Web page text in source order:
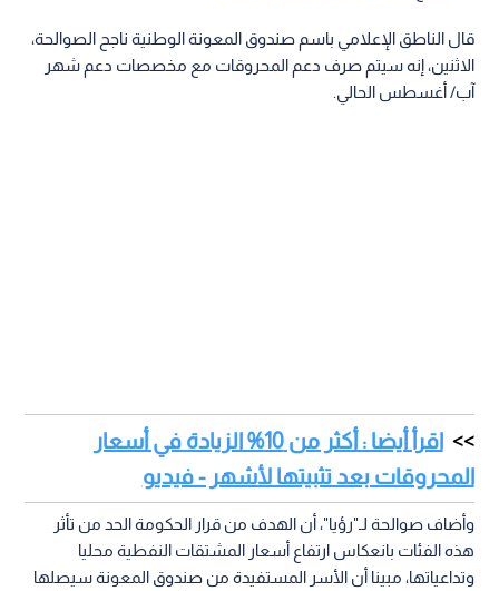
قال الناطق الإعلامي باسم صندوق المعونة الوطنية ناجح الصوالحة،
الاثنين، إنه سيتم صرف دعم المحروقات مع مخصصات دعم شهر
آب/ أغسطس الحالي.
اقرأ أيضا : أكثر من 10% الزيادة في أسعار
المحروقات بعد تثبيتها لأشهر - فيديو
وأضاف صوالحة لـ"رؤيا"، أن الهدف من قرار الحكومة الحد من تأثر
هذه الفئات بانعكاس ارتفاع أسعار المشتقات النفطية محليا
وتداعياتها، مبينا أن الأسر المستفيدة من صندوق المعونة سيصلها